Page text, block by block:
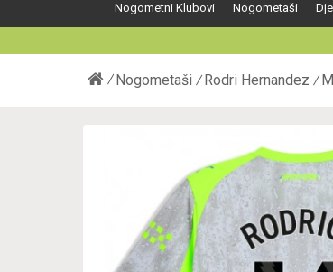
Nogometni Klubovi Nogometaši
Nogometaši Rodri Hernandez